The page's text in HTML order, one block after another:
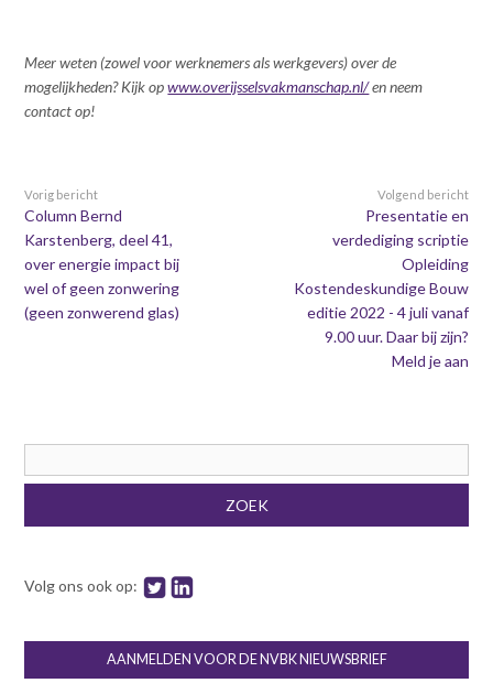
Meer weten (zowel voor werknemers als werkgevers) over de
mogelijkheden? Kijk opwww.overijsselsvakmanschap.nl/en neem
contact op!
Vorig bericht
Column Bernd
Karstenberg, deel 41,
over energie impact bij
wel of geen zonwering
(geen zonwerend glas)
Volgend bericht
Presentatie en
verdediging scriptie
Opleiding
Kostendeskundige Bouw
editie 2022 - 4 juli vanaf
9.00 uur. Daar bij zijn?
Meld je aan
ZOEK
Volg ons ook op:
AANMELDEN VOOR DE NVBK NIEUWSBRIEF